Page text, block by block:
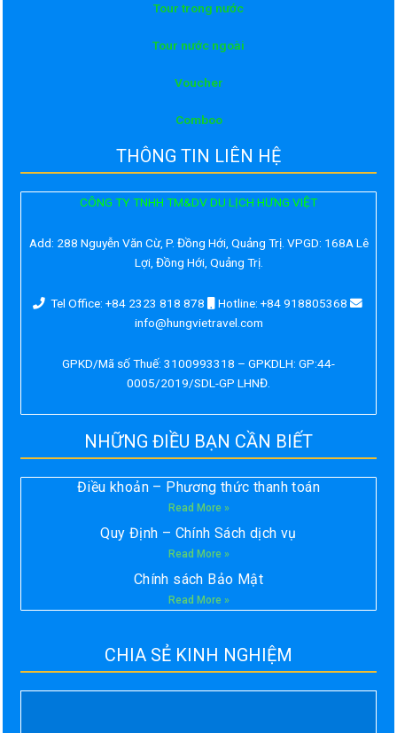
Tour trong nước
Tour nước ngoài
Voucher
Comboo
THÔNG TIN LIÊN HỆ
CÔNG TY TNHH TM&DV DU LỊCH HƯNG VIỆT
Add: 288 Nguyễn Văn Cừ, P. Đồng Hới, Quảng Trị. VPGD: 168A Lê
Lợi, Đồng Hới, Quảng Trị.
Tel Office: +84 2323 818 878
Hotline: +84 918805368
info@hungvietravel.com
GPKD/Mã số Thuế: 3100993318 – GPKDLH: GP:44-
0005/2019/SDL-GP LHNĐ.
NHỮNG ĐIỀU BẠN CẦN BIẾT
Điều khoản – Phương thức thanh toán
Read More »
Quy Định – Chính Sách dịch vụ
Read More »
Chính sách Bảo Mật
Read More »
CHIA SẺ KINH NGHIỆM